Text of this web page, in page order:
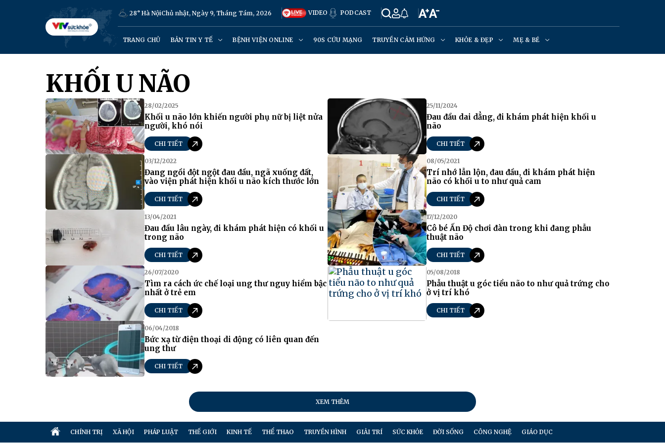
28° Hà NộiChủ nhật, Ngày 9, Tháng Tám, 2026 VIDEO PODCAST
TRANG CHỦ BẢN TIN Y TẾ BỆNH VIỆN ONLINE 90S CỨU MẠNG TRUYỀN CẢM HỨNG KHỎE & ĐẸP MẸ & BÉ
KHỐI U NÃO
28/02/2025
Khối u não lớn khiến người phụ nữ bị liệt nửa
người, khó nói
CHI TIẾT
25/11/2024
Đau đầu dai dẳng, đi khám phát hiện khối u
não
CHI TIẾT
03/12/2022
Đang ngồi đột ngột đau đầu, ngã xuống đất,
vào viện phát hiện khối u não kích thước lớn
CHI TIẾT
08/05/2021
Trí nhớ lẫn lộn, đau đầu, đi khám phát hiện
não có khối u to như quả cam
CHI TIẾT
13/04/2021
Đau đầu lâu ngày, đi khám phát hiện có khối u
trong não
CHI TIẾT
17/12/2020
Cô bé Ấn Độ chơi đàn trong khi đang phẫu
thuật não
CHI TIẾT
26/07/2020
Tìm ra cách ức chế loại ung thư nguy hiểm bậc
nhất ở trẻ em
CHI TIẾT
05/08/2018
Phẫu thuật u góc tiểu não to như quả trứng cho
ở vị trí khó
CHI TIẾT
06/04/2018
Bức xạ từ điện thoại di động có liên quan đến
ung thư
CHI TIẾT
XEM THÊM
CHÍNH TRỊ XÃ HỘI PHÁP LUẬT THẾ GIỚI KINH TẾ THỂ THAO TRUYỀN HÌNH GIẢI TRÍ SỨC KHỎE ĐỜI SỐNG CÔNG NGHỆ GIÁO DỤC